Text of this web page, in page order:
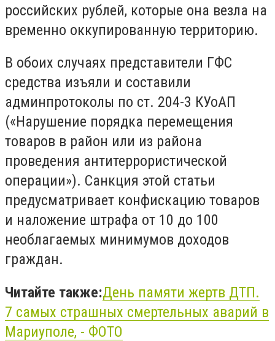
российских рублей, которые она везла на
временно оккупированную территорию.
В обоих случаях представители ГФС
средства изъяли и составили
админпротоколы по ст. 204-3 КУоАП
(«Нарушение порядка перемещения
товаров в район или из района
проведения антитеррористической
операции»). Санкция этой статьи
предусматривает конфискацию товаров
и наложение штрафа от 10 до 100
необлагаемых минимумов доходов
граждан.
Читайте также:День памяти жертв ДТП.
7 самых страшных смертельных аварий в
Мариуполе, - ФОТО